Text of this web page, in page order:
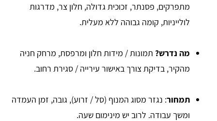
מתפרקים, פסנתר, זכוכית גדולה, חלון צר, מדרגות
לולייניות, קומה גבוהה ללא מעלית.
מה נדרש? תמונות / מידות חלון ומרפסת, מרחק חניה
מהקיר, בדיקת צורך באישור עירייה / סגירת רחוב.
תמחור: נגזר מסוג המנוף (סל / זרוע), גובה, זמן העמדה
ומשך עבודה. לרוב יש מינימום שעה.